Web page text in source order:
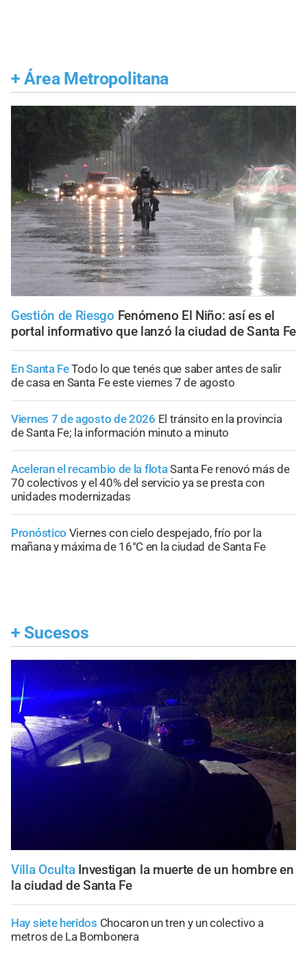
+ Área Metropolitana
Gestión de Riesgo Fenómeno El Niño: así es el
portal informativo que lanzó la ciudad de Santa Fe
En Santa FeTodo lo que tenés que saber antes de salir
de casa en Santa Fe este viernes 7 de agosto
Viernes 7 de agosto de 2026 El tránsito en la provincia
de Santa Fe; la información minuto a minuto
Aceleran el recambio de la flotaSanta Fe renovó más de
70 colectivos y el 40% del servicio ya se presta con
unidades modernizadas
Pronóstico Viernes con cielo despejado, frío por la
mañana y máxima de 16°C en la ciudad de Santa Fe
+ Sucesos
Villa Oculta Investigan la muerte de un hombre en
la ciudad de Santa Fe
Hay siete heridos Chocaron un tren y un colectivo a
metros de La Bombonera